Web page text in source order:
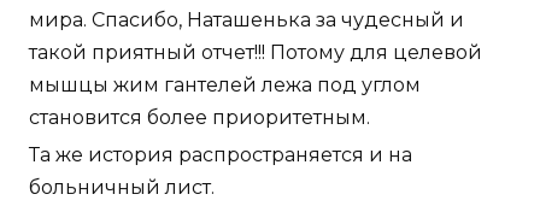
мира. Спасибо, Наташенька за чудесный и
такой приятный отчет!!! Потому для целевой
мышцы жим гантелей лежа под углом
становится более приоритетным.
Та же история распространяется и на
больничный лист.